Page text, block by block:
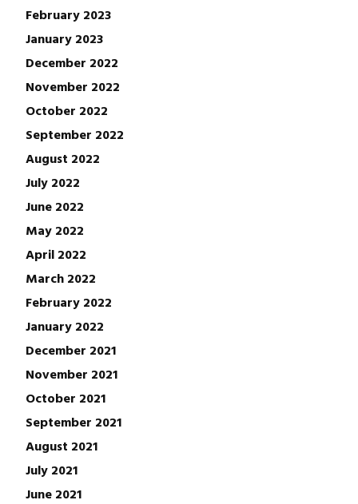
February 2023
January 2023
December 2022
November 2022
October 2022
September 2022
August 2022
July 2022
June 2022
May 2022
April 2022
March 2022
February 2022
January 2022
December 2021
November 2021
October 2021
September 2021
August 2021
July 2021
June 2021